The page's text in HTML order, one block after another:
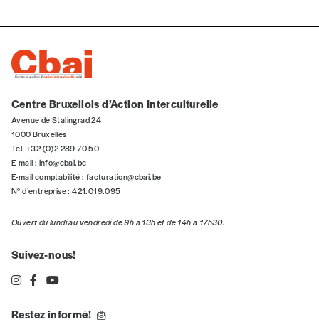
Centre Bruxellois d’Action Interculturelle
Avenue de Stalingrad 24
1000 Bruxelles
Tel. +32 (0)2 289 70 50
E-mail : info@cbai.be
E-mail comptabilité : facturation@cbai.be
N° d’entreprise : 421.019.095
Ouvert du lundi au vendredi de 9h à 13h et de 14h à 17h30.
Suivez-nous!
Restez informé!